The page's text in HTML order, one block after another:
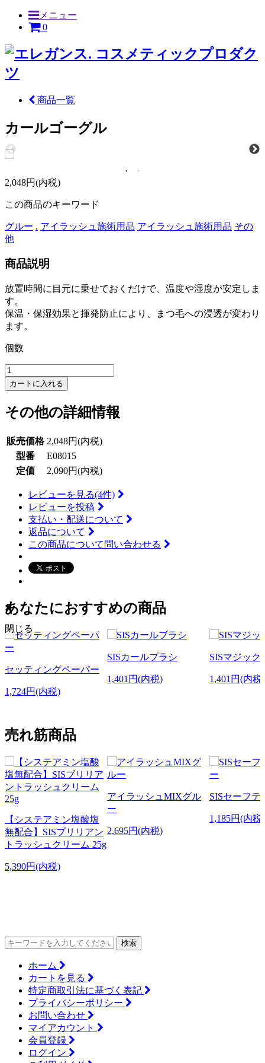
メニュー
0
商品一覧
カールゴーグル
2,048円(内税)
この商品のキーワード
グルー . アイラッシュ施術用品 アイラッシュ施術用品 その
他
商品説明
放置時間に目元に乗せておくだけで、温度や湿度が安定しま
す。
保温・保湿効果と揮発防止により、まつ毛への浸透が変わり
ます。
個数
カートに入れる
その他の詳細情報
販売価格 2,048円(内税)
型番
E08015
定価
2,090円(内税)
レビューを見る(4件)
レビューを投稿
支払い・配送について
返品について
この商品について問い合わせる
あなたにおすすめの商品
セッティングペーパー
1,724円(内税)
SISカールブラシ
1,401円(内税)
SISマジック
1,401円(内税)
閉じる
売れ筋商品
【システアミン塩酸塩
無配合】SISブリリアン
トラッシュクリーム 25g
5,390円(内税)
アイラッシュMIXグル
ー
2,695円(内税)
SISセーフテ
1,185円(内税)
検索
ホーム
カートを見る
特定商取引法に基づく表記
プライバシーポリシー
お問い合わせ
マイアカウント
会員登録
ログイン